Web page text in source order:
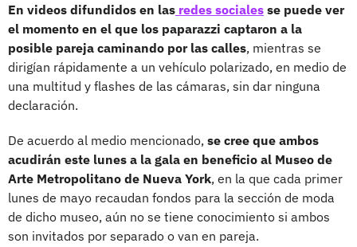
En videos difundidos en las redes sociales se puede ver
el momento en el que los paparazzi captaron a la
posible pareja caminando por las calles, mientras se
dirigían rápidamente a un vehículo polarizado, en medio de
una multitud y flashes de las cámaras, sin dar ninguna
declaración.
De acuerdo al medio mencionado, se cree que ambos
acudirán este lunes a la gala en beneficio al Museo de
Arte Metropolitano de Nueva York, en la que cada primer
lunes de mayo recaudan fondos para la sección de moda
de dicho museo, aún no se tiene conocimiento si ambos
son invitados por separado o van en pareja.